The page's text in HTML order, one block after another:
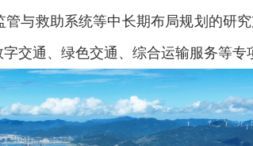
与救助系统等中长期布局规划的研
交通、绿色交通、综合运输服务等专